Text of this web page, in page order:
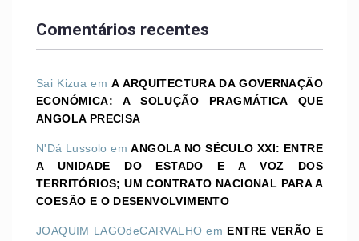
Comentários recentes
Sai Kizua emA ARQUITECTURA DA GOVERNAÇÃO
ECONÓMICA: A SOLUÇÃO PRAGMÁTICA QUE
ANGOLA PRECISA
N'Dá Lussolo emANGOLA NO SÉCULO XXI: ENTRE
A UNIDADE DO ESTADO E A VOZ DOS
TERRITÓRIOS; UM CONTRATO NACIONAL PARA A
COESÃO E O DESENVOLVIMENTO
JOAQUIM LAGOdeCARVALHO em ENTRE VERÃO E